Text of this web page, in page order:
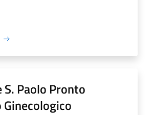
S. Paolo Pronto
Ginecologico